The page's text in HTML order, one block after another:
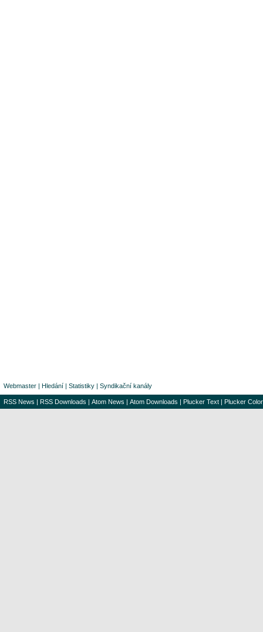
Webmaster | Hledání | Statistiky | Syndikační kanály
RSS News | RSS Downloads | Atom News | Atom Downloads | Plucker Text | Plucker Color